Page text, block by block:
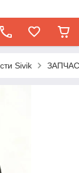
Sivik